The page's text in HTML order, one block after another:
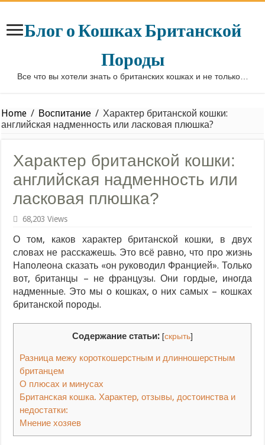
Блог о Кошках Британской
Породы
Все что вы хотели знать о британских кошках и не только…
Home / Воспитание / Характер британской кошки:
английская надменность или ласковая плюшка?
Характер британской кошки:
английская надменность или
ласковая плюшка?
68,203 Views
О том, каков характер британской кошки, в двух
словах не расскажешь. Это всё равно, что про жизнь
Наполеона сказать «он руководил Францией». Только
вот, британцы – не французы. Они гордые, иногда
надменные. Это мы о кошках, о них самых – кошках
британской породы.
Содержание статьи: [скрыть]
Разница межу короткошерстным и длинношерстным
британцем
О плюсах и минусах
Британская кошка. Характер, отзывы, достоинства и
недостатки:
Мнение хозяев